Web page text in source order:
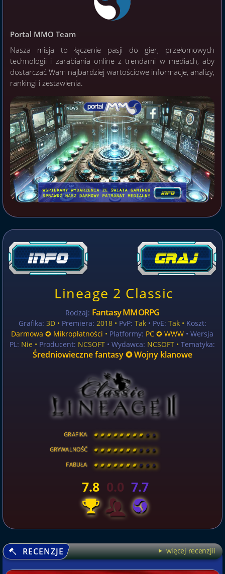
Portal MMO Team
Nasza misja to łączenie pasji do gier, przełomowych
technologii i zarabiania online z trendami w mediach, aby
dostarczać Wam najbardziej wartościowe informacje, analizy,
rankingi i zestawienia.
Lineage 2 Classic
Rodzaj: Fantasy MMORPG
Grafika: 3D • Premiera: 2018 • PvP: Tak• PvE: Tak • Koszt:
Darmowa ✪ Mikropłatności • Platformy: PC ✪ WWW • Wersja
PL: Nie • Producent: NCSOFT • Wydawca: NCSOFT •Tematyka:
Średniowieczne fantasy ✪ Wojny klanowe
GRAFIKA [ \ \ \ \ \ \ \ \ ]
GRYWALNOŚĆ [ \ \ \ \ \ \ \ \ ]
FABUŁA [ \ \ \ \ \ \ \ \ ]
7.8 0.0 7.7
RECENZJE więcej recenzjii